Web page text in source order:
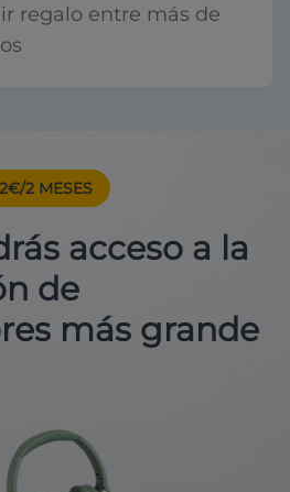
regalo entre más de
2 MESES
acceso a la
de
más grande